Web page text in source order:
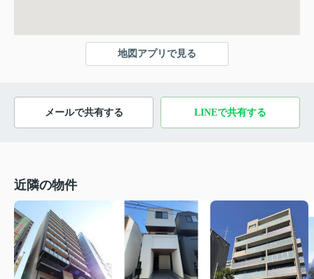
地図アプリで見る
メールで共有する LINEで共有する
近隣の物件